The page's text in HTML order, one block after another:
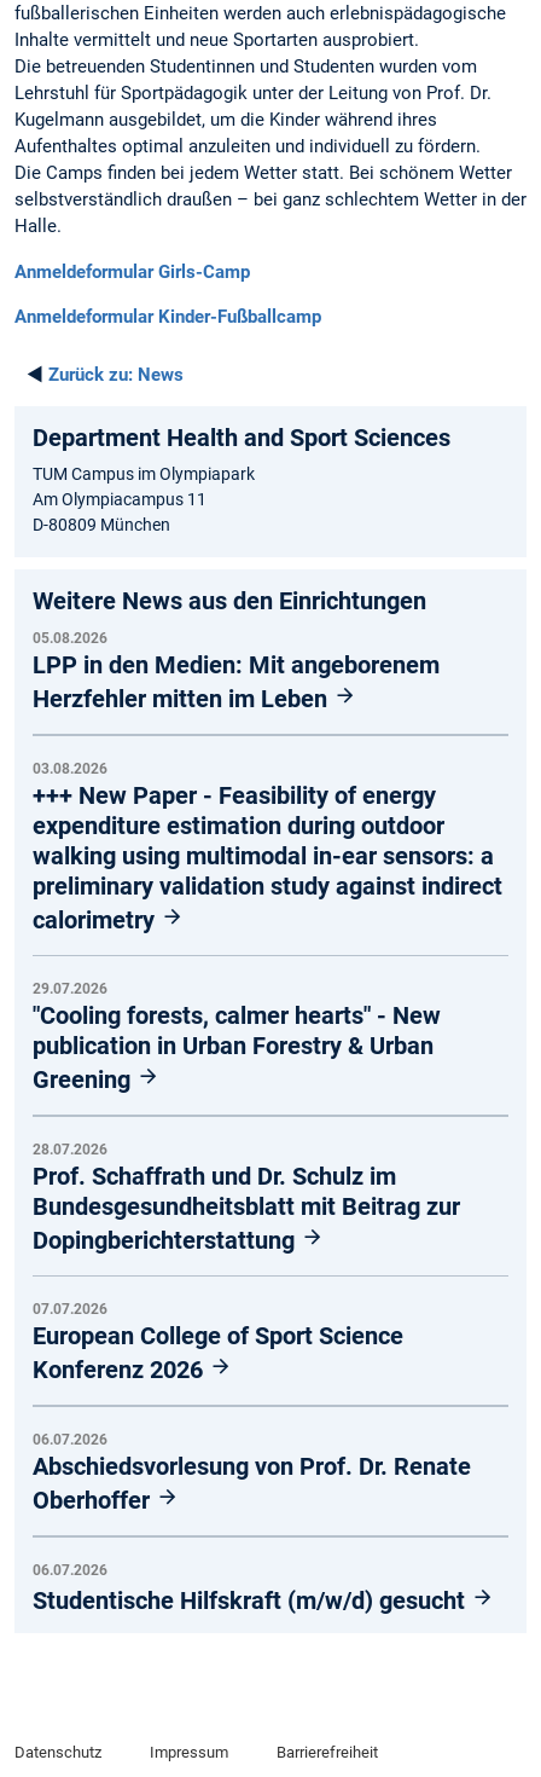
fußballerischen Einheiten werden auch erlebnispädagogische
Inhalte vermittelt und neue Sportarten ausprobiert.
Die betreuenden Studentinnen und Studenten wurden vom
Lehrstuhl für Sportpädagogik unter der Leitung von Prof. Dr.
Kugelmann ausgebildet, um die Kinder während ihres
Aufenthaltes optimal anzuleiten und individuell zu fördern.
Die Camps finden bei jedem Wetter statt. Bei schönem Wetter
selbstverständlich draußen – bei ganz schlechtem Wetter in der
Halle.
Anmeldeformular Girls-Camp
Anmeldeformular Kinder-Fußballcamp
◄ Zurück zu: News
Department Health and Sport Sciences
TUM Campus im Olympiapark
Am Olympiacampus 11
D-80809 München
Weitere News aus den Einrichtungen
05.08.2026
LPP in den Medien: Mit angeborenem
Herzfehler mitten im Leben
03.08.2026
+++ New Paper - Feasibility of energy
expenditure estimation during outdoor
walking using multimodal in-ear sensors: a
preliminary validation study against indirect
calorimetry
29.07.2026
"Cooling forests, calmer hearts" - New
publication in Urban Forestry & Urban
Greening
28.07.2026
Prof. Schaffrath und Dr. Schulz im
Bundesgesundheitsblatt mit Beitrag zur
Dopingberichterstattung
07.07.2026
European College of Sport Science
Konferenz 2026
06.07.2026
Abschiedsvorlesung von Prof. Dr. Renate
Oberhoffer
06.07.2026
Studentische Hilfskraft (m/w/d) gesucht
Datenschutz Impressum Barrierefreiheit